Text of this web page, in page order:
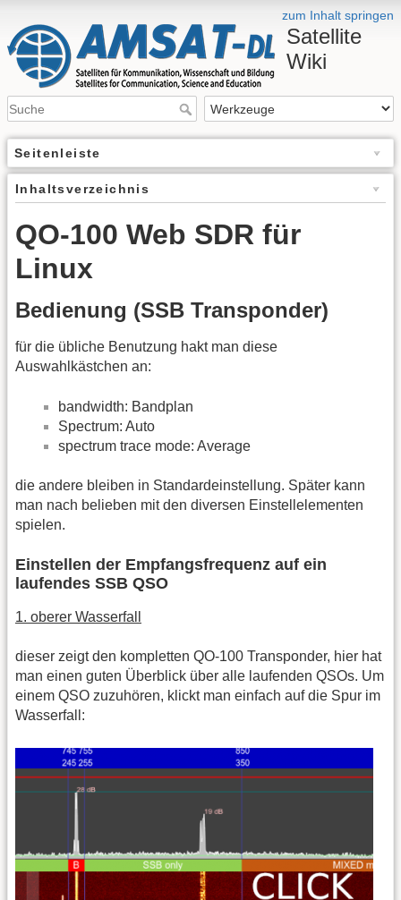
zum Inhalt springen
Satellite
Wiki
Seitenleiste
Inhaltsverzeichnis
QO-100 Web SDR für
Linux
Bedienung (SSB Transponder)
für die übliche Benutzung hakt man diese
Auswahlkästchen an:
bandwidth: Bandplan
Spectrum: Auto
spectrum trace mode: Average
die andere bleiben in Standardeinstellung. Später kann
man nach belieben mit den diversen Einstellelementen
spielen.
Einstellen der Empfangsfrequenz auf ein
laufendes SSB QSO
1. oberer Wasserfall
dieser zeigt den kompletten QO-100 Transponder, hier hat
man einen guten Überblick über alle laufenden QSOs. Um
einem QSO zuzuhören, klickt man einfach auf die Spur im
Wasserfall: